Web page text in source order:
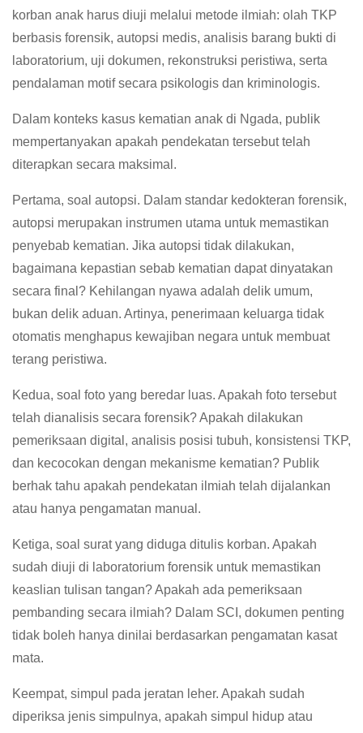
korban anak harus diuji melalui metode ilmiah: olah TKP
berbasis forensik, autopsi medis, analisis barang bukti di
laboratorium, uji dokumen, rekonstruksi peristiwa, serta
pendalaman motif secara psikologis dan kriminologis.
Dalam konteks kasus kematian anak di Ngada, publik
mempertanyakan apakah pendekatan tersebut telah
diterapkan secara maksimal.
Pertama, soal autopsi. Dalam standar kedokteran forensik,
autopsi merupakan instrumen utama untuk memastikan
penyebab kematian. Jika autopsi tidak dilakukan,
bagaimana kepastian sebab kematian dapat dinyatakan
secara final? Kehilangan nyawa adalah delik umum,
bukan delik aduan. Artinya, penerimaan keluarga tidak
otomatis menghapus kewajiban negara untuk membuat
terang peristiwa.
Kedua, soal foto yang beredar luas. Apakah foto tersebut
telah dianalisis secara forensik? Apakah dilakukan
pemeriksaan digital, analisis posisi tubuh, konsistensi TKP,
dan kecocokan dengan mekanisme kematian? Publik
berhak tahu apakah pendekatan ilmiah telah dijalankan
atau hanya pengamatan manual.
Ketiga, soal surat yang diduga ditulis korban. Apakah
sudah diuji di laboratorium forensik untuk memastikan
keaslian tulisan tangan? Apakah ada pemeriksaan
pembanding secara ilmiah? Dalam SCI, dokumen penting
tidak boleh hanya dinilai berdasarkan pengamatan kasat
mata.
Keempat, simpul pada jeratan leher. Apakah sudah
diperiksa jenis simpulnya, apakah simpul hidup atau